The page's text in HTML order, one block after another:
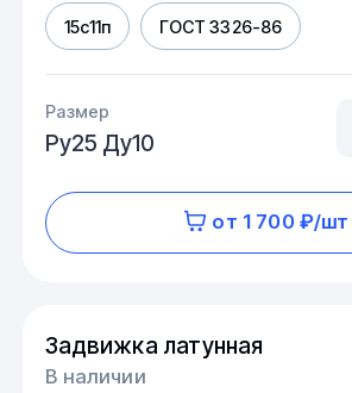
15с11п ГОСТ 3326-86
Размер
Ру25 Ду10
от 1 700 ₽/шт
Задвижка латунная
В наличии